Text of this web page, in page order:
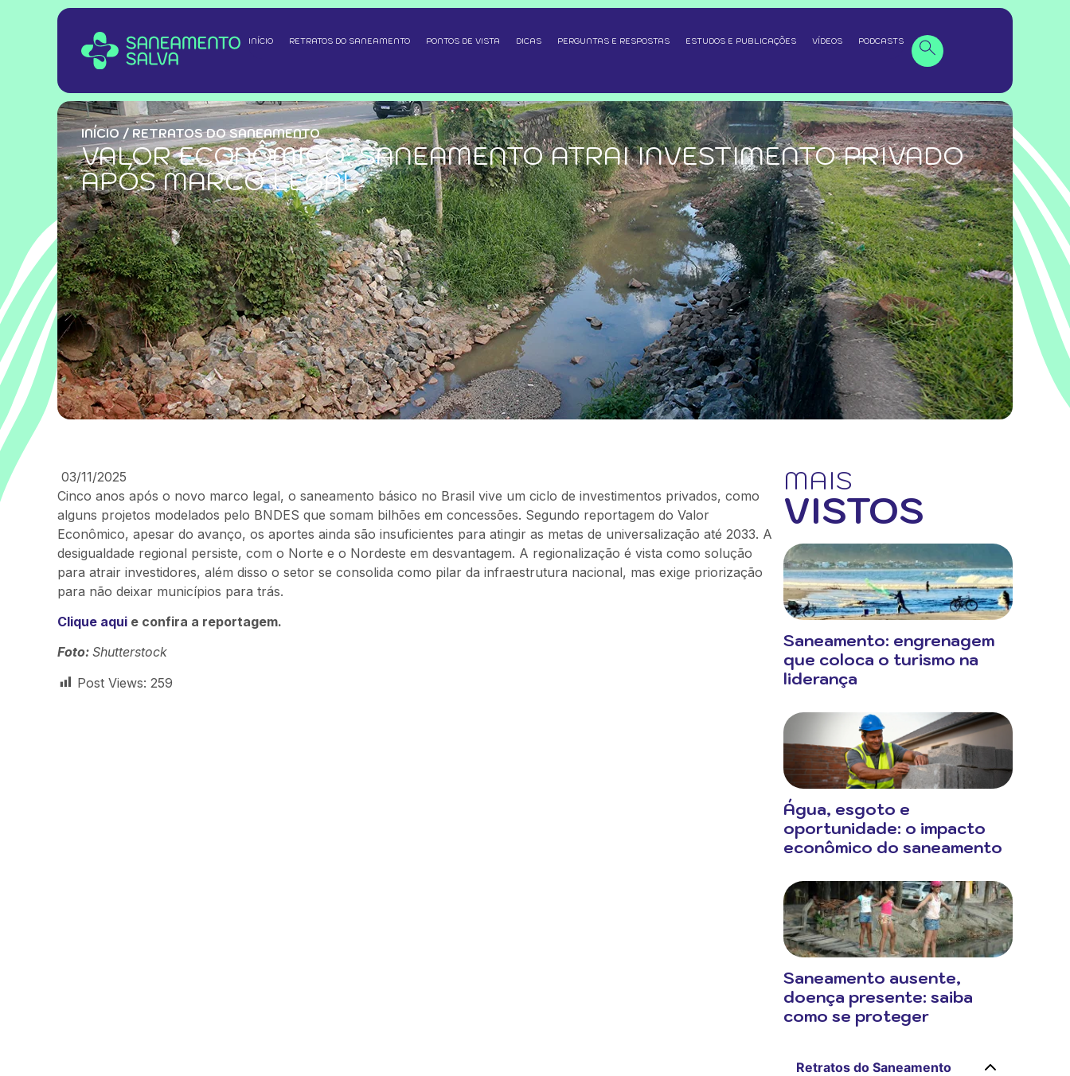
INÍCIO RETRATOS DO SANEAMENTO PONTOS DE VISTA DICAS PERGUNTAS E RESPOSTAS ESTUDOS E PUBLICAÇÕES VÍDEOS PODCASTS
INÍCIO / RETRATOS DO SANEAMENTO
VALOR ECONÔMICO: SANEAMENTO ATRAI INVESTIMENTO PRIVADO
APÓS MARCO LEGAL
03/11/2025
Cinco anos após o novo marco legal, o saneamento básico no Brasil vive um ciclo de investimentos privados, como
alguns projetos modelados pelo BNDES que somam bilhões em concessões. Segundo reportagem do Valor
Econômico, apesar do avanço, os aportes ainda são insuficientes para atingir as metas de universalização até 2033. A
desigualdade regional persiste, com o Norte e o Nordeste em desvantagem. A regionalização é vista como solução
para atrair investidores, além disso o setor se consolida como pilar da infraestrutura nacional, mas exige priorização
para não deixar municípios para trás.
Clique aqui e confira a reportagem.
Foto: Shutterstock
Post Views: 259
MAIS
VISTOS
Saneamento: engrenagem
que coloca o turismo na
liderança
Água, esgoto e
oportunidade: o impacto
econômico do saneamento
Saneamento ausente,
doença presente: saiba
como se proteger
Retratos do Saneamento